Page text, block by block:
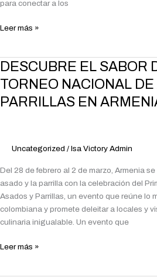
para conectar a los
Leer más »
DESCUBRE EL SABOR
TORNEO NACIONAL DE
PARRILLAS EN
Uncategorized / Isa Victory Admin
Del 28 de febrero al 2 de marzo, Armenia
asado y la parrilla con la celebración del
Asados y Parrillas, un evento que reúne lo
colombiana y promete deleitar a locales y
culinaria inigualable. Un evento que
DESCUBRE
SABOR
DEL
ASADOS
Y
PARRILLAS
EN
ARMENIA
Leer más »